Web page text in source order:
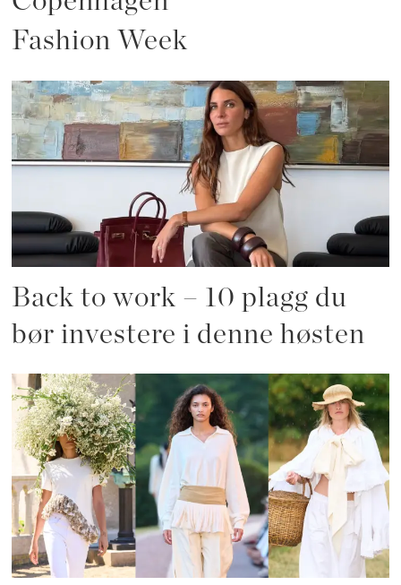
Fashion Week
Back to work – 10 plagg du
bør investere i denne høsten